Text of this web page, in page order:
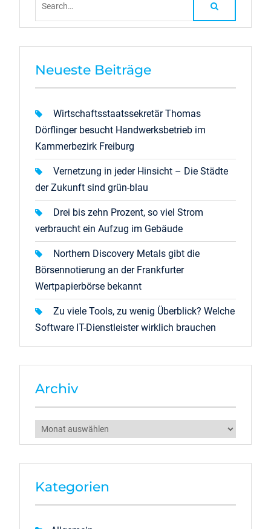
Neueste Beiträge
Wirtschaftsstaatssekretär Thomas
Dörflinger besucht Handwerksbetrieb im
Kammerbezirk Freiburg
Vernetzung in jeder Hinsicht – Die Städte
der Zukunft sind grün-blau
Drei bis zehn Prozent, so viel Strom
verbraucht ein Aufzug im Gebäude
Northern Discovery Metals gibt die
Börsennotierung an der Frankfurter
Wertpapierbörse bekannt
Zu viele Tools, zu wenig Überblick? Welche
Software IT-Dienstleister wirklich brauchen
Archiv
Archiv
Kategorien